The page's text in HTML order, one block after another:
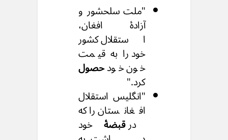
"ملت سلحشور و
آزادۀ افغان،
استقلال کشور
خود را به قیمت
خون خودحصول
کرد."
"انگلیس استقلال
افغانستان را که
درقبضۀ خود